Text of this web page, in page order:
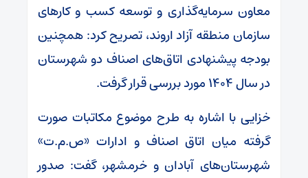
معاون سرمایه‌گذاری و توسعه کسب و کارهای
سازمان منطقه آزاد اروند، تصریح کرد: همچنین
بودجه پیشنهادی اتاق‌های اصناف دو شهرستان
در سال ۱۴۰۴ مورد بررسی قرار گرفت.
خزایی با اشاره به طرح موضوع مکاتبات صورت
گرفته میان اتاق اصناف و ادارات «ص.م.ت»
شهرستان‌های آبادان و خرمشهر، گفت: صدور